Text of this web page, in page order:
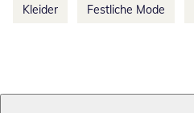
Kleider Festliche Mode